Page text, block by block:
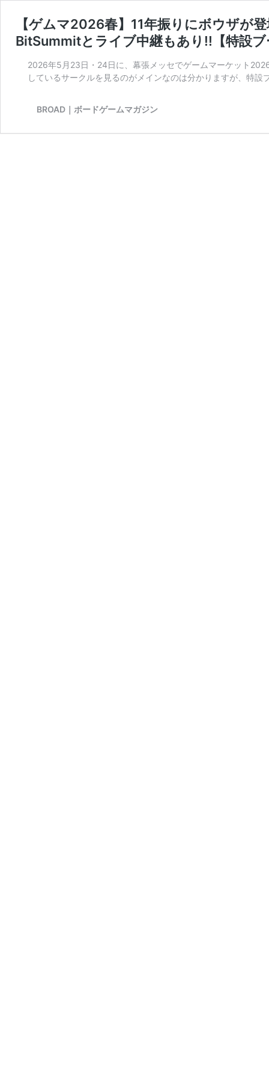
【ゲムマ2026春】11年振りにボウザが
BitSummitとライブ中継もあり!!【特設ブ
2026年5月23日・24日に、幕張メッセでゲームマーケット
しているサークルを見るのがメインなのは分かりますが、特
BROAD｜ボードゲームマガジン